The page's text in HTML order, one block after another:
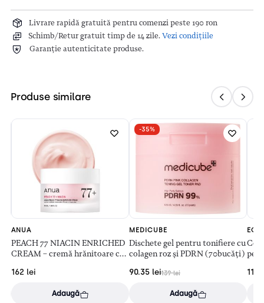
Livrare rapidă gratuită pentru comenzi peste 190 ron
Schimb/Retur gratuit timp de 14 zile. Vezi condițiile
Garanție autenticitate produse.
Produse similare
ANUA
PEACH 77 NIACIN ENRICHED
CREAM – cremă hrănitoare cu
162 lei
Adaugă
-35%
MEDICUBE
Dischete gel pentru tonifiere cu
colagen roz și PDRN (70bucăți)
139lei
90.35 lei
Adaugă
111